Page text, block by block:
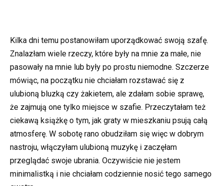
Kilka dni temu postanowiłam uporządkować swoją szafę.
Znalazłam wiele rzeczy, które były na mnie za małe, nie
pasowały na mnie lub były po prostu niemodne. Szczerze
mówiąc, na początku nie chciałam rozstawać się z
ulubioną bluzką czy żakietem, ale zdałam sobie sprawę,
że zajmują one tylko miejsce w szafie. Przeczytałam też
ciekawą książkę o tym, jak graty w mieszkaniu psują całą
atmosferę. W sobotę rano obudziłam się więc w dobrym
nastroju, włączyłam ulubioną muzykę i zaczęłam
przeglądać swoje ubrania. Oczywiście nie jestem
minimalistką i nie chciałam codziennie nosić tego samego